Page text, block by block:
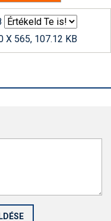
X 565, 107.12 KB